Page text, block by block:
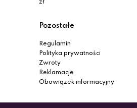
zł
Pozostałe
Regulamin
Polityka prywatności
Zwroty
Reklamacje
Obowiązek informacyjny